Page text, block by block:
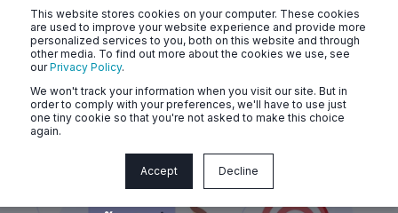
This website stores cookies on your computer. These cookies
are used to improve your website experience and provide more
personalized services to you, both on this website and through
other media. To find out more about the cookies we use, see
ourPrivacy Policy.
We won't track your information when you visit our site. But in
order to comply with your preferences, we'll have to use just
one tiny cookie so that you're not asked to make this choice
again.
Accept Decline
< 1 min read